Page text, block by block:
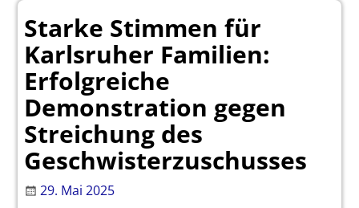
Starke Stimmen für
Karlsruher Familien:
Erfolgreiche
Demonstration gegen
Streichung des
Geschwisterzuschusses
29. Mai 2025